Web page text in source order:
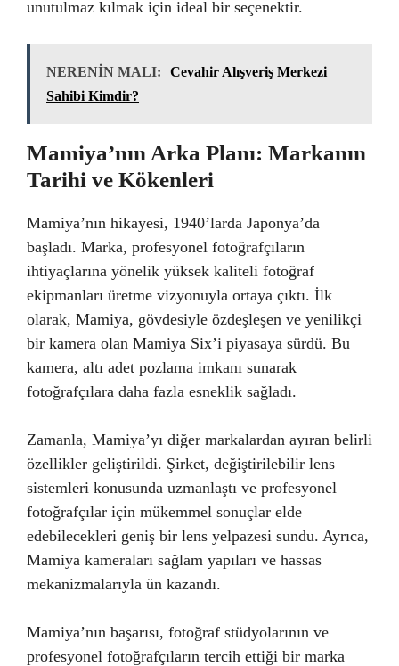
unutulmaz kılmak için ideal bir seçenektir.
NERENİN MALI:
Cevahir Alışveriş Merkezi
Sahibi Kimdir?
Mamiya’nın Arka Planı: Markanın
Tarihi ve Kökenleri
Mamiya’nın hikayesi, 1940’larda Japonya’da
başladı. Marka, profesyonel fotoğrafçıların
ihtiyaçlarına yönelik yüksek kaliteli fotoğraf
ekipmanları üretme vizyonuyla ortaya çıktı. İlk
olarak, Mamiya, gövdesiyle özdeşleşen ve yenilikçi
bir kamera olan Mamiya Six’i piyasaya sürdü. Bu
kamera, altı adet pozlama imkanı sunarak
fotoğrafçılara daha fazla esneklik sağladı.
Zamanla, Mamiya’yı diğer markalardan ayıran belirli
özellikler geliştirildi. Şirket, değiştirilebilir lens
sistemleri konusunda uzmanlaştı ve profesyonel
fotoğrafçılar için mükemmel sonuçlar elde
edebilecekleri geniş bir lens yelpazesi sundu. Ayrıca,
Mamiya kameraları sağlam yapıları ve hassas
mekanizmalarıyla ün kazandı.
Mamiya’nın başarısı, fotoğraf stüdyolarının ve
profesyonel fotoğrafçıların tercih ettiği bir marka